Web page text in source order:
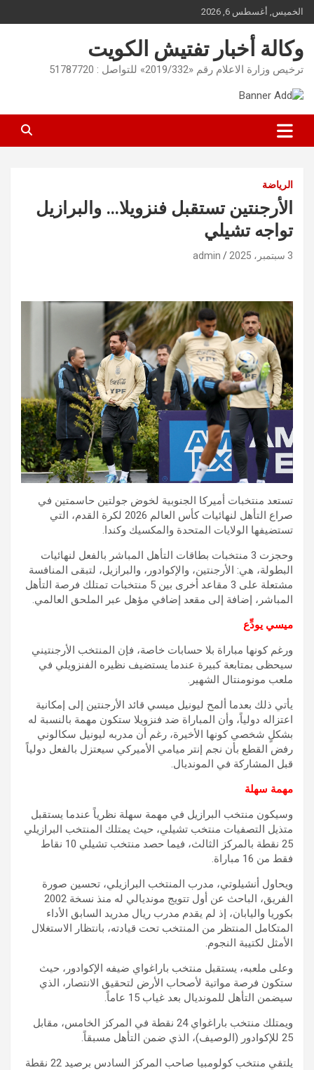
Skip
to
content
الخميس, أغسطس 6, 2026
وكالة أخبار تفتيش الكويت
ترخيص وزارة الاعلام رقم «2019/332» للتواصل : 51787720
الرياضة
الأرجنتين تستقبل فنزويلا… والبرازيل
تواجه تشيلي
3 سبتمبر، 2025 admin
تستعد منتخبات أميركا الجنوبية لخوض جولتين حاسمتين في
صراع التأهل لنهائيات كأس العالم 2026 لكرة القدم، التي
تستضيفها الولايات المتحدة والمكسيك وكندا.
وحجزت 3 منتخبات بطاقات التأهل المباشر بالفعل لنهائيات
البطولة، هي: الأرجنتين، والإكوادور، والبرازيل، لتبقى المنافسة
مشتعلة على 3 مقاعد أخرى بين 5 منتخبات تمتلك فرصة التأهل
المباشر، إضافة إلى مقعد إضافي مؤهل عبر الملحق العالمي.
ميسي يودِّع
ورغم كونها مباراة بلا حسابات خاصة، فإن المنتخب الأرجنتيني
سيحظى بمتابعة كبيرة عندما يستضيف نظيره الفنزويلي في
ملعب مونومنتال الشهير.
يأتي ذلك بعدما ألمح ليونيل ميسي قائد الأرجنتين إلى إمكانية
اعتزاله دولياً، وأن المباراة ضد فنزويلا ستكون مهمة بالنسبة له
بشكلٍ شخصي كونها الأخيرة، رغم أن مدربه ليونيل سكالوني
رفض القطع بأن نجم إنتر ميامي الأميركي سيعتزل بالفعل دولياً
قبل المشاركة في المونديال.
مهمة سهلة
وسيكون منتخب البرازيل في مهمة سهلة نظرياً عندما يستقبل
متذيل التصفيات منتخب تشيلي، حيث يمتلك المنتخب البرازيلي
25 نقطة بالمركز الثالث، فيما حصد منتخب تشيلي 10 نقاط
فقط من 16 مباراة.
ويحاول أنشيلوتي، مدرب المنتخب البرازيلي، تحسين صورة
الفريق، الباحث عن أول تتويج مونديالي له منذ نسخة 2002
بكوريا واليابان، إذ لم يقدم مدرب ريال مدريد السابق الأداء
المتكامل المنتظر من المنتخب تحت قيادته، بانتظار الاستغلال
الأمثل لكتيبة النجوم.
وعلى ملعبه، يستقبل منتخب باراغواي ضيفه الإكوادور، حيث
ستكون فرصة مواتية لأصحاب الأرض لتحقيق الانتصار، الذي
سيضمن التأهل للمونديال بعد غياب 15 عاماً.
ويمتلك منتخب باراغواي 24 نقطة في المركز الخامس، مقابل
25 للإكوادور (الوصيف)، الذي ضمن التأهل مسبقاً.
يلتقي منتخب كولومبيا صاحب المركز السادس برصيد 22 نقطة